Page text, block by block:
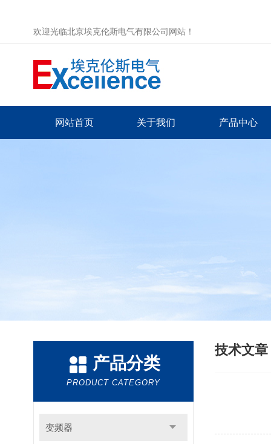
欢迎光临北京埃克伦斯电气有限公司网站！
网站首页 关于我们 产品中心
产品分类
PRODUCT CATEGORY
变频器
技术文章